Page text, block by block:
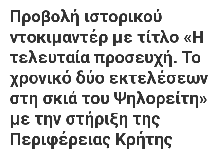
Προβολή ιστορικού
ντοκιμαντέρ με τίτλο «Η
τελευταία προσευχή. Το
χρονικό δύο εκτελέσεων
στη σκιά του Ψηλορείτη»
με την στήριξη της
Περιφέρειας Κρήτης